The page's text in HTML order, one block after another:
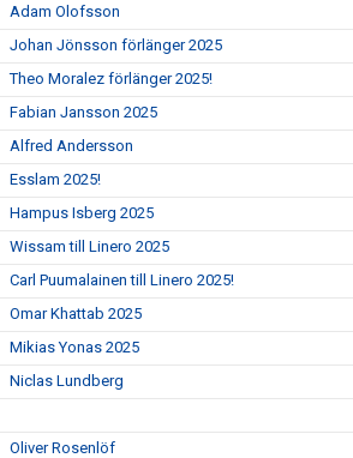
Adam Olofsson
Johan Jönsson förlänger 2025
Theo Moralez förlänger 2025!
Fabian Jansson 2025
Alfred Andersson
Esslam 2025!
Hampus Isberg 2025
Wissam till Linero 2025
Carl Puumalainen till Linero 2025!
Omar Khattab 2025
Mikias Yonas 2025
Niclas Lundberg
Oliver Rosenlöf